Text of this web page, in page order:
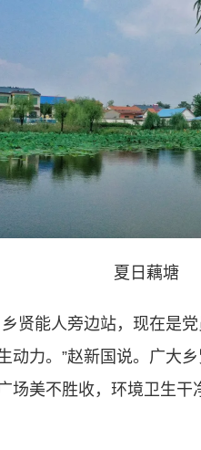
夏日藕塘
能人旁边站，现在是党
动力。”赵新国说。广大
场美不胜收，环境卫生